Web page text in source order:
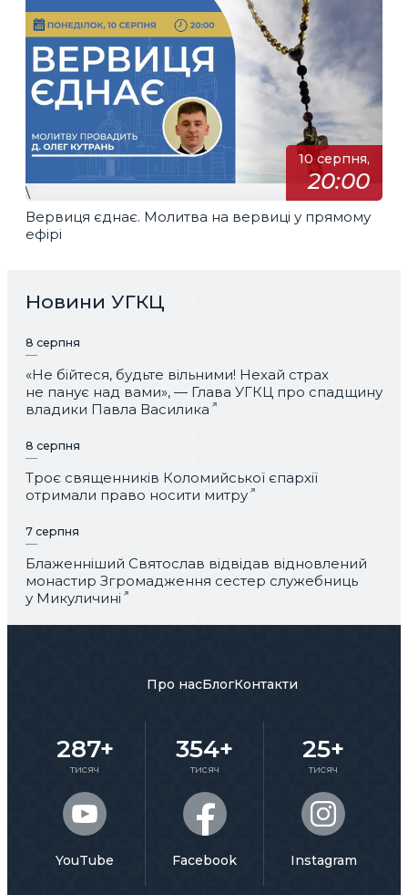
10 серпня,
20:00
\
Вервиця єднає. Молитва на вервиці у прямому
ефірі
Новини УГКЦ
8 серпня
«Не бійтеся, будьте вільними! Нехай страх
не панує над вами», — Глава УГКЦ про спадщину
владики Павла Василика
8 серпня
Троє священників Коломийської єпархії
отримали право носити митру
7 серпня
Блаженніший Святослав відвідав відновлений
монастир Згромадження сестер служебниць
у Микуличині
Про насБлогКонтакти
287+
тисяч
YouTube
354+
тисяч
Facebook
25+
тисяч
Instagram